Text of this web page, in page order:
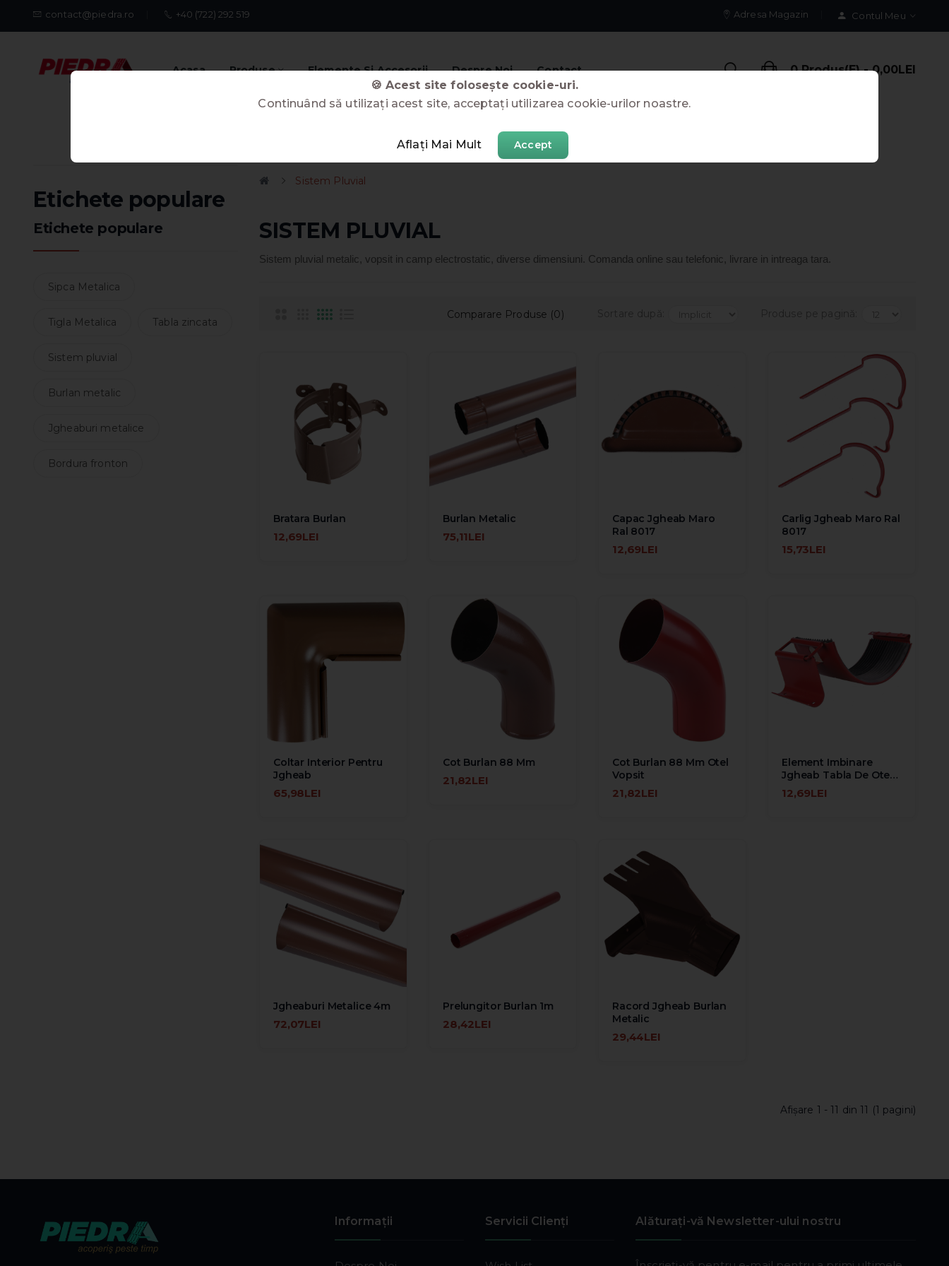
contact@piedra.ro +40 (722) 292 519 Adresa Magazin Contul Meu
Acasa Produse Elemente Si Accesorii Despre Noi Contact 0 Produs(e) - 0,00LEI
Etichete populare
Etichete populare
Sipca Metalica
Tigla Metalica Tabla zincata
Sistem pluvial
Burlan metalic
Jgheaburi metalice
Bordura fronton
Sistem Pluvial
SISTEM PLUVIAL
Sistem pluvial metalic, vopsit in camp electrostatic, diverse dimensiuni. Comanda online sau telefonic, livrare in intreaga tara.
Comparare Produse (0)
Bratara Burlan
12,69LEI
ADAUGĂ ÎN COŞ
Burlan Metalic
75,11LEI
ADAUGĂ ÎN COŞ
Capac Jgheab Maro
Ral 8017
12,69LEI
ADAUGĂ ÎN COŞ
Carlig Jgheab Maro Ral
8017
15,73LEI
ADAUGĂ ÎN COŞ
Coltar Interior Pentru
Jgheab
65,98LEI
ADAUGĂ ÎN COŞ
Cot Burlan 88 Mm
21,82LEI
ADAUGĂ ÎN COŞ
Cot Burlan 88 Mm Otel
Vopsit
21,82LEI
ADAUGĂ ÎN COŞ
Element Imbinare
Jgheab Tabla De Otel
Zincata La Cald
12,69LEI
ADAUGĂ ÎN COŞ
Jgheaburi Metalice 4m
72,07LEI
ADAUGĂ ÎN COŞ
Prelungitor Burlan 1m
28,42LEI
ADAUGĂ ÎN COŞ
Racord Jgheab Burlan
Metalic
29,44LEI
ADAUGĂ ÎN COŞ
Afişare 1 - 11 din 11 (1 pagini)
Informaţii Servicii Clienţi Alăturați-vă Newsletter-ului nostru
🍪 Acest site folosește cookie-uri.
Continuând să utilizați acest site, acceptați utilizarea cookie-urilor noastre.
Aflați Mai Mult Accept